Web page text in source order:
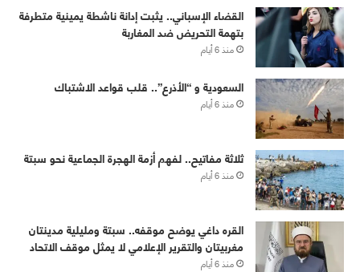
القضاء الإسباني.. يثبت إدانة ناشطة يمينية متطرفة
بتهمة التحريض ضد المغاربة
منذ 6 أيام
‏⁧‫السعودية‬⁩ و “الأذرع”.. قلب قواعد الاشتباك
منذ 6 أيام
ثلاثة مفاتيح.. لفهم أزمة الهجرة الجماعية نحو سبتة
منذ 6 أيام
القره داغي يوضح موقفه.. سبتة ومليلية مدينتان
مغربيتان والتقرير الإعلامي لا يمثل موقف الاتحاد
منذ 6 أيام